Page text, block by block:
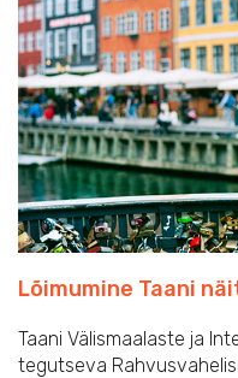
Lõimumine Taani
Taani Välismaalaste ja
tegutseva